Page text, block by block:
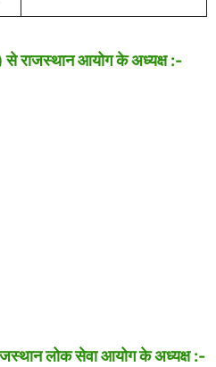
से राजस्थान आयोग के अध्यक्ष :-
लोक सेवा आयोग के अध्यक्ष :-